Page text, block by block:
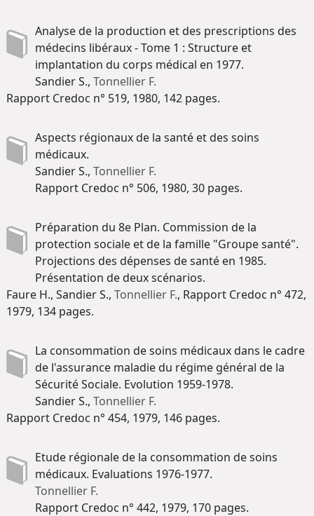
Analyse de la production et des prescriptions des
médecins libéraux - Tome 1 : Structure et
implantation du corps médical en 1977.
Sandier S., Tonnellier F.
Rapport Credoc n° 519, 1980, 142 pages.
Aspects régionaux de la santé et des soins
médicaux.
Sandier S., Tonnellier F.
Rapport Credoc n° 506, 1980, 30 pages.
Préparation du 8e Plan. Commission de la
protection sociale et de la famille "Groupe santé".
Projections des dépenses de santé en 1985.
Présentation de deux scénarios.
Faure H., Sandier S., Tonnellier F., Rapport Credoc n° 472,
1979, 134 pages.
La consommation de soins médicaux dans le cadre
de l'assurance maladie du régime général de la
Sécurité Sociale. Evolution 1959-1978.
Sandier S., Tonnellier F.
Rapport Credoc n° 454, 1979, 146 pages.
Etude régionale de la consommation de soins
médicaux. Evaluations 1976-1977.
Tonnellier F.
Rapport Credoc n° 442, 1979, 170 pages.